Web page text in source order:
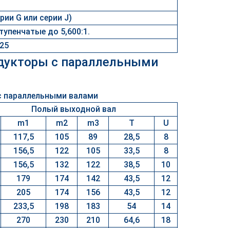
G или серии J)
до 5,600:1.
с параллельными
Полый выходной вал
m1
m2 m3 T
U
117,5
105 89 28,5
8
156,5
122 105 33,5
8
156,5
132 122 38,5
10
179
174 142 43,5
12
205
174 156 43,5
12
233,5
198 183 54
14
270
230 210 64,6 18